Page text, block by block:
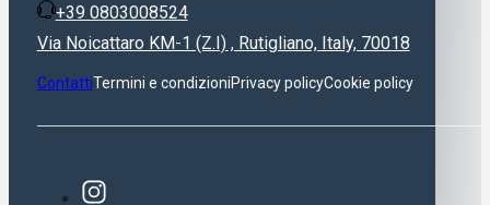
+39 0803008524
Via Noicattaro KM-1 (Z.I) , Rutigliano, Italy, 70018
ContattiTermini e condizioniPrivacy policyCookie policy